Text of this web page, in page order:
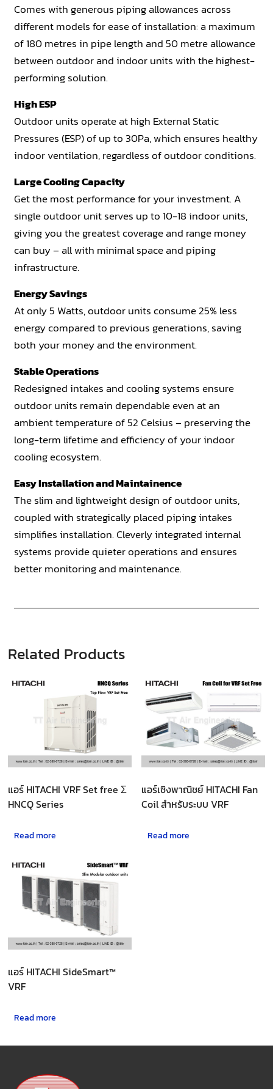
Comes with generous piping allowances across
different models for ease of installation: a maximum
of 180 metres in pipe length and 50 metre allowance
between outdoor and indoor units with the highest-
performing solution.
High ESP
Outdoor units operate at high External Static
Pressures (ESP) of up to 30Pa, which ensures healthy
indoor ventilation, regardless of outdoor conditions.
Large Cooling Capacity
Get the most performance for your investment. A
single outdoor unit serves up to 10-18 indoor units,
giving you the greatest coverage and range money
can buy – all with minimal space and piping
infrastructure.
Energy Savings
At only 5 Watts, outdoor units consume 25% less
energy compared to previous generations, saving
both your money and the environment.
Stable Operations
Redesigned intakes and cooling systems ensure
outdoor units remain dependable even at an
ambient temperature of 52 Celsius – preserving the
long-term lifetime and efficiency of your indoor
cooling ecosystem.
Easy Installation and Maintainence
The slim and lightweight design of outdoor units,
coupled with strategically placed piping intakes
simplifies installation. Cleverly integrated internal
systems provide quieter operations and ensures
better monitoring and maintenance.
Related Products
แอร์ HITACHI VRF Set free Ʃ
HNCQ Series
Read more
แอร์เชิงพาณิชย์ HITACHI Fan
Coil สำหรับระบบ VRF
Read more
แอร์ HITACHI SideSmart™
VRF
Read more